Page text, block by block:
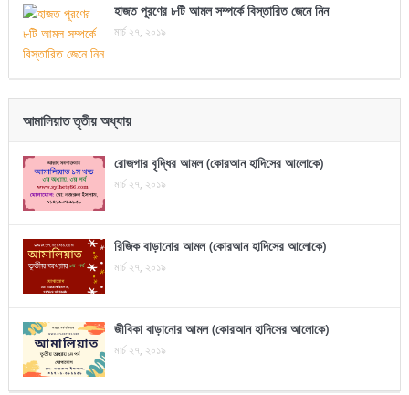
হাজত পূরণের ৮টি আমল সম্পর্কে বিস্তারিত জেনে নিন
মার্চ ২৭, ২০১৯
আমালিয়াত তৃতীয় অধ্যায়
রোজগার বৃদ্ধির আমল (কোরআন হাদিসের আলোকে)
মার্চ ২৭, ২০১৯
রিজিক বাড়ানোর আমল (কোরআন হাদিসের আলোকে)
মার্চ ২৭, ২০১৯
জীবিকা বাড়ানোর আমল (কোরআন হাদিসের আলোকে)
মার্চ ২৭, ২০১৯